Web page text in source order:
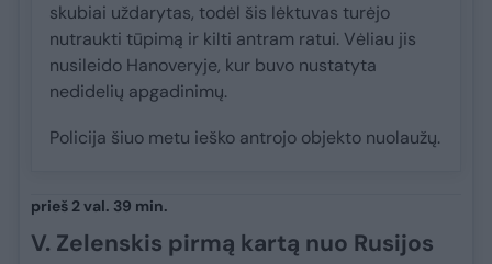
skubiai uždarytas, todėl šis lėktuvas turėjo
nutraukti tūpimą ir kilti antram ratui. Vėliau jis
nusileido Hanoveryje, kur buvo nustatyta
nedidelių apgadinimų.
Policija šiuo metu ieško antrojo objekto nuolaužų.
prieš 2 val. 39 min.
V. Zelenskis pirmą kartą nuo Rusijos